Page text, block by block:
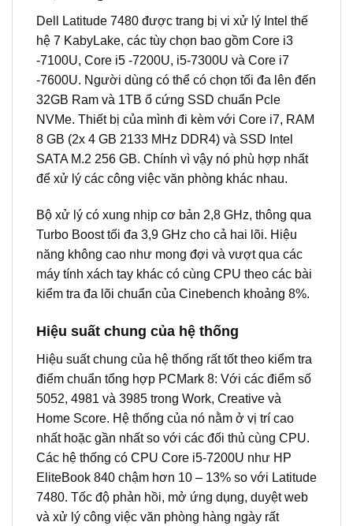
Dell Latitude 7480 được trang bị vi xử lý Intel thế
hệ 7 KabyLake, các tùy chọn bao gồm Core i3
-7100U, Core i5 -7200U, i5-7300U và Core i7
-7600U. Người dùng có thể có chọn tối đa lên đến
32GB Ram và 1TB ổ cứng SSD chuẩn Pcle
NVMe. Thiết bị của mình đi kèm với Core i7, RAM
8 GB (2x 4 GB 2133 MHz DDR4) và SSD Intel
SATA M.2 256 GB. Chính vì vậy nó phù hợp nhất
để xử lý các công việc văn phòng khác nhau.
Bộ xử lý có xung nhịp cơ bản 2,8 GHz, thông qua
Turbo Boost tối đa 3,9 GHz cho cả hai lõi. Hiệu
năng không cao như mong đợi và vượt qua các
máy tính xách tay khác có cùng CPU theo các bài
kiểm tra đa lõi chuẩn của Cinebench khoảng 8%.
Hiệu suất chung của hệ thống
Hiệu suất chung của hệ thống rất tốt theo kiểm tra
điểm chuẩn tổng hợp PCMark 8: Với các điểm số
5052, 4981 và 3985 trong Work, Creative và
Home Score. Hệ thống của nó nằm ở vị trí cao
nhất hoặc gần nhất so với các đối thủ cùng CPU.
Các hệ thống có CPU Core i5-7200U như HP
EliteBook 840 chậm hơn 10 – 13% so với Latitude
7480. Tốc độ phản hồi, mở ứng dụng, duyệt web
và xử lý công việc văn phòng hàng ngày rất